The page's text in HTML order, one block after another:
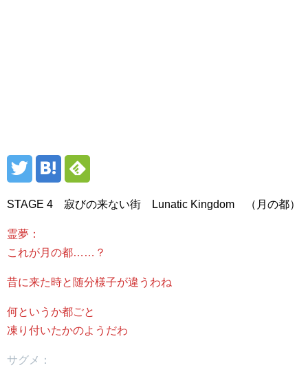
STAGE 4 寂びの来ない街 Lunatic Kingdom （月の都）
霊夢：
これが月の都……？
昔に来た時と随分様子が違うわね
何というか都ごと
凍り付いたかのようだわ
サグメ：